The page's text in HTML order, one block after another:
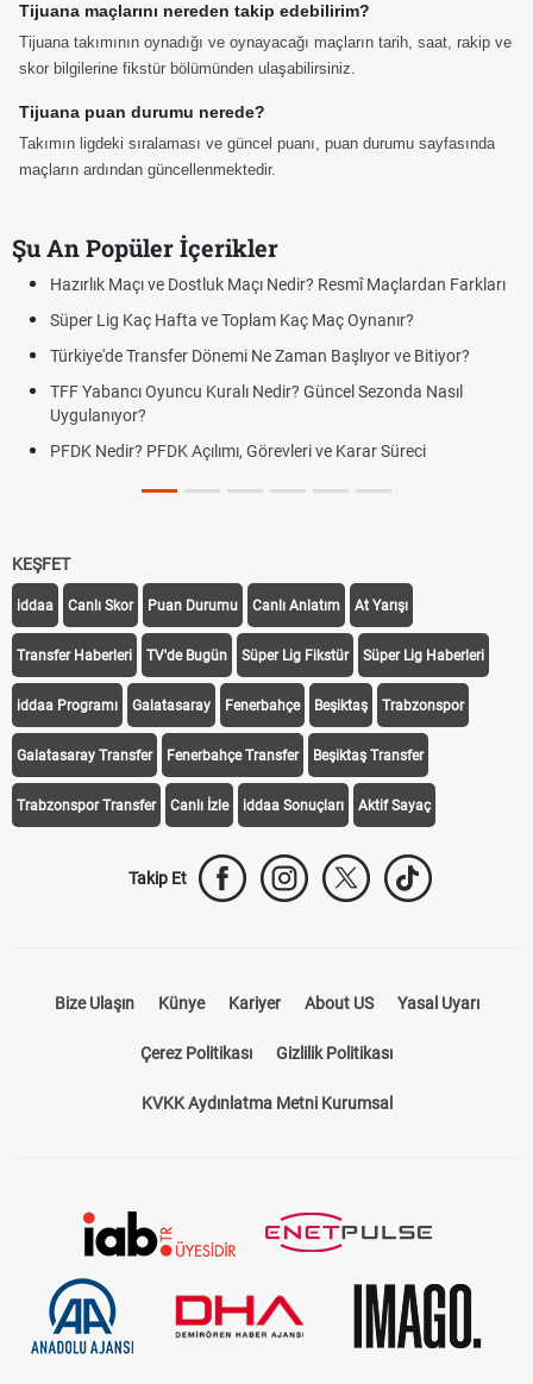
Tijuana maçlarını nereden takip edebilirim?
Tijuana takımının oynadığı ve oynayacağı maçların tarih, saat, rakip ve
skor bilgilerine fikstür bölümünden ulaşabilirsiniz.
Tijuana puan durumu nerede?
Takımın ligdeki sıralaması ve güncel puanı, puan durumu sayfasında
maçların ardından güncellenmektedir.
Şu An Popüler İçerikler
Hazırlık Maçı ve Dostluk Maçı Nedir? Resmî Maçlardan Farkları
Süper Lig Kaç Hafta ve Toplam Kaç Maç Oynanır?
Türkiye'de Transfer Dönemi Ne Zaman Başlıyor ve Bitiyor?
TFF Yabancı Oyuncu Kuralı Nedir? Güncel Sezonda Nasıl
Uygulanıyor?
PFDK Nedir? PFDK Açılımı, Görevleri ve Karar Süreci
KEŞFET
iddaa Canlı Skor Puan Durumu Canlı Anlatım At Yarışı
Transfer Haberleri TV'de Bugün Süper Lig Fikstür Süper Lig Haberleri
iddaa Programı Galatasaray Fenerbahçe Beşiktaş Trabzonspor
Galatasaray Transfer Fenerbahçe Transfer Beşiktaş Transfer
Trabzonspor Transfer Canlı İzle iddaa Sonuçları Aktif Sayaç
Takip Et
Bize Ulaşın Künye Kariyer About US Yasal Uyarı
Çerez Politikası Gizlilik Politikası
KVKK Aydınlatma Metni Kurumsal